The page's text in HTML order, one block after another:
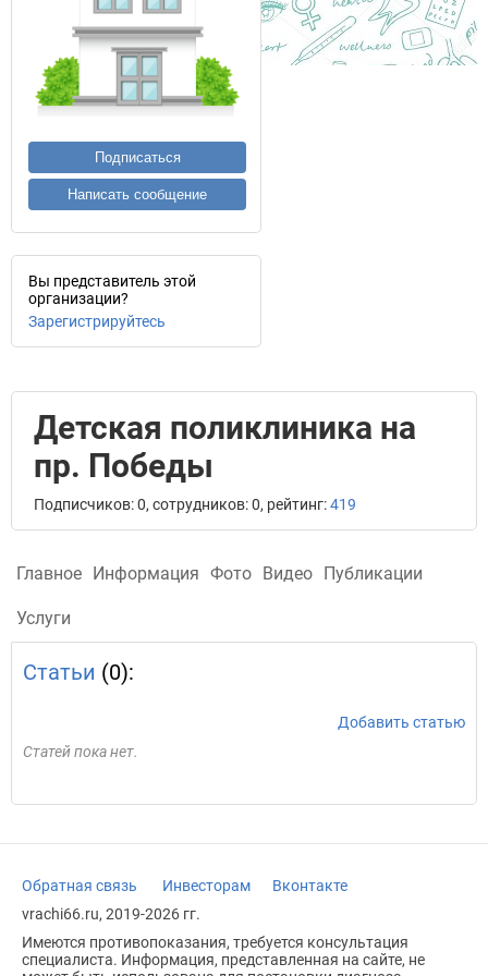
Подписаться
Написать сообщение
Вы представитель этой
организации?
Зарегистрируйтесь
Детская поликлиника на
пр. Победы
Подписчиков: 0, сотрудников: 0, рейтинг:419
Главное Информация Фото Видео Публикации
Услуги
Статьи (0):
Добавить статью
Статей пока нет.
Обратная связь Инвесторам
Вконтакте
vrachi66.ru, 2019-2026 гг.
Имеются противопоказания, требуется консультация
специалиста. Информация, представленная на сайте, не